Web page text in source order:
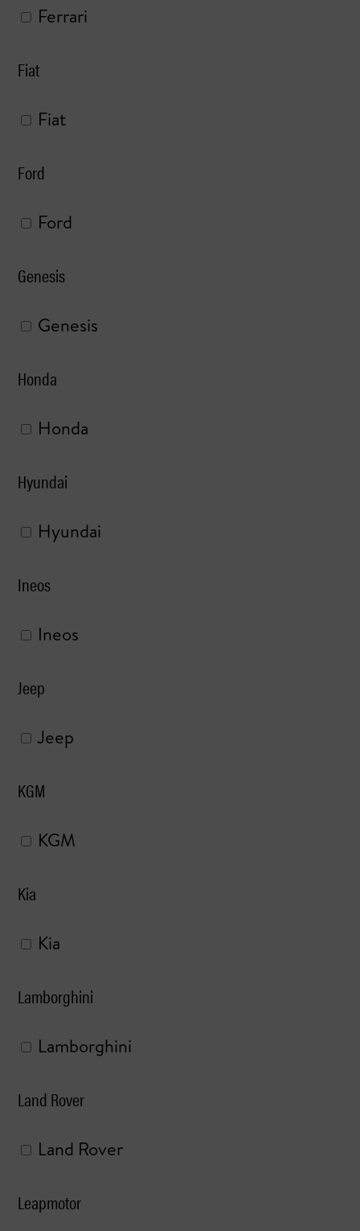
Ferrari
Fiat
Fiat
Ford
Ford
Genesis
Genesis
Honda
Honda
Hyundai
Hyundai
Ineos
Ineos
Jeep
Jeep
KGM
KGM
Kia
Kia
Lamborghini
Lamborghini
Land Rover
Land Rover
Leapmotor